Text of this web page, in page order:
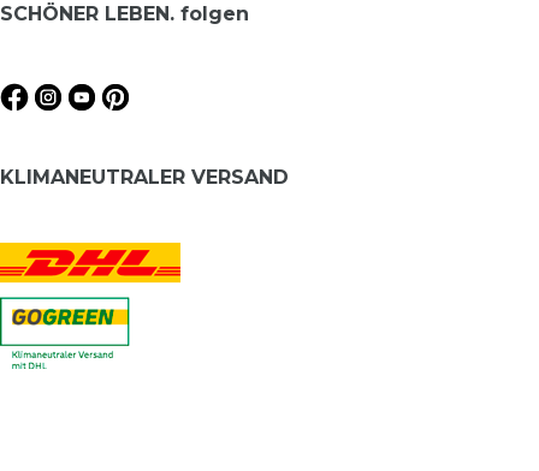
SCHÖNER LEBEN. folgen
KLIMANEUTRALER VERSAND